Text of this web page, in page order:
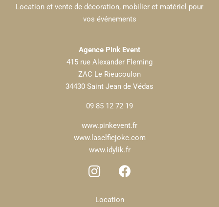
Location et vente de décoration, mobilier et matériel pour
vos événements
Agence Pink Event
415 rue Alexander Fleming
ZAC Le Rieucoulon
34430 Saint Jean de Védas
09 85 12 72 19
www.pinkevent.fr
www.laselfiejoke.com
www.idylik.fr
Location